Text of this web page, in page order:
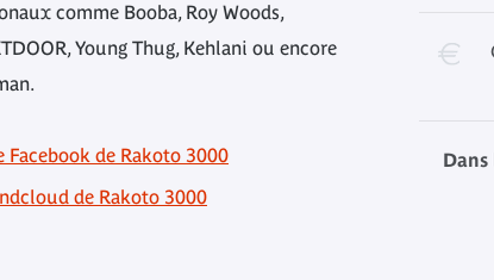
comme Booba, Roy Woods,
Young Thug, Kehlani ou encore
Facebook de Rakoto 3000
de Rakoto 3000
Dans